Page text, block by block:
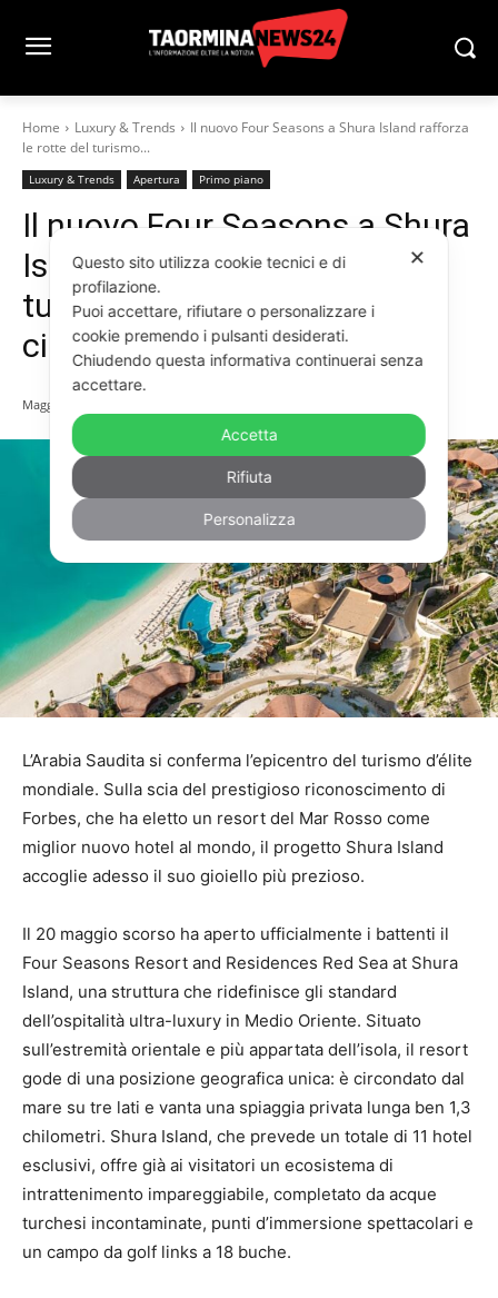
Home Luxury & Trends
Il nuovo Four Seasons a Shura Island rafforza
le rotte del turismo...
Luxury & Trends Apertura Primo piano
Il nuovo Four Seasons a Shura
Island rafforza le rotte del
turismo ultra-luxury. Nel
circuito c’è Taormina
Maggio 29, 2026
L’Arabia Saudita si conferma l’epicentro del turismo d’élite
mondiale. Sulla scia del prestigioso riconoscimento di
Forbes, che ha eletto un resort del Mar Rosso come
miglior nuovo hotel al mondo, il progetto Shura Island
accoglie adesso il suo gioiello più prezioso.
Il 20 maggio scorso ha aperto ufficialmente i battenti il
Four Seasons Resort and Residences Red Sea at Shura
Island, una struttura che ridefinisce gli standard
dell’ospitalità ultra-luxury in Medio Oriente. Situato
sull’estremità orientale e più appartata dell’isola, il resort
gode di una posizione geografica unica: è circondato dal
mare su tre lati e vanta una spiaggia privata lunga ben 1,3
chilometri. Shura Island, che prevede un totale di 11 hotel
esclusivi, offre già ai visitatori un ecosistema di
intrattenimento impareggiabile, completato da acque
turchesi incontaminate, punti d’immersione spettacolari e
un campo da golf links a 18 buche.
✕
Questo sito utilizza cookie tecnici e di
profilazione.
Puoi accettare, rifiutare o personalizzare i
cookie premendo i pulsanti desiderati.
Chiudendo questa informativa continuerai senza
accettare.
Accetta
Rifiuta
Personalizza